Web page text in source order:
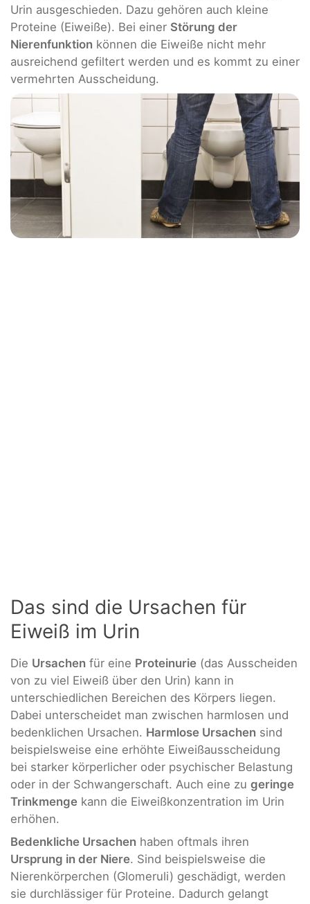
Urin ausgeschieden. Dazu gehören auch kleine
Proteine (Eiweiße). Bei einer Störung der
Nierenfunktion können die Eiweiße nicht mehr
ausreichend gefiltert werden und es kommt zu einer
vermehrten Ausscheidung.
Das sind die Ursachen für
Eiweiß im Urin
Die Ursachen für eine Proteinurie (das Ausscheiden
von zu viel Eiweiß über den Urin) kann in
unterschiedlichen Bereichen des Körpers liegen.
Dabei unterscheidet man zwischen harmlosen und
bedenklichen Ursachen. Harmlose Ursachen sind
beispielsweise eine erhöhte Eiweißausscheidung
bei starker körperlicher oder psychischer Belastung
oder in der Schwangerschaft. Auch eine zu geringe
Trinkmenge kann die Eiweißkonzentration im Urin
erhöhen.
Bedenkliche Ursachen haben oftmals ihren
Ursprung in der Niere. Sind beispielsweise die
Nierenkörperchen (Glomeruli) geschädigt, werden
sie durchlässiger für Proteine. Dadurch gelangt